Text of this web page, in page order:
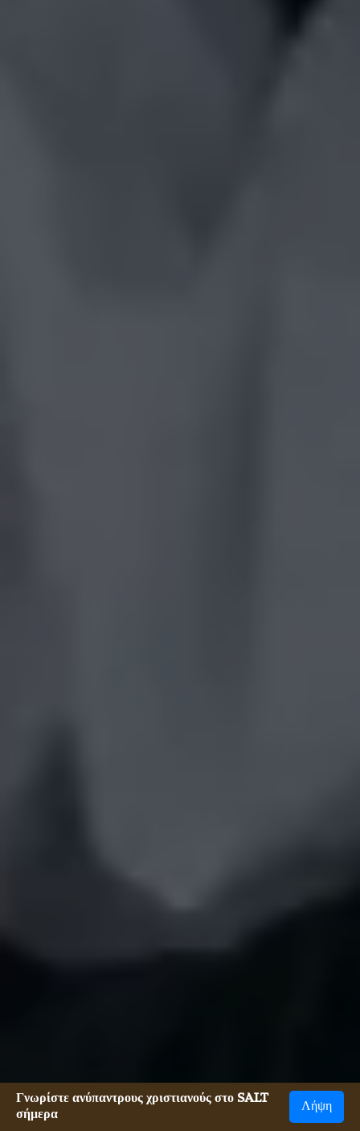
Γνωρίστε ανύπαντρους χριστιανούς στο SALT
σήμερα
Λήψη